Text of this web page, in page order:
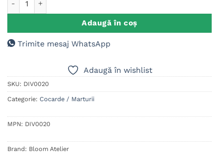
Adaugă în coș
Trimite mesaj WhatsApp
Adaugă în wishlist
SKU: DIV0020
Categorie: Cocarde / Marturii
MPN: DIV0020
Brand: Bloom Atelier